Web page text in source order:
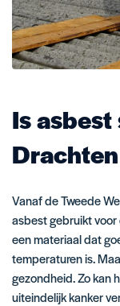
Is
Vanaf de Tweede
asbest gebruikt
een materiaal dat
temperaturen is.
gezondheid. Zo kan
uiteindelijk kanker